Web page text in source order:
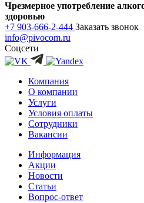
Чрезмерное употребление
здоровью
+7 903-666-2-444 Заказать звонок
info@pivocom.ru
Соцсети
Компания
О компании
Услуги
Условия оплаты
Сотрудники
Вакансии
Информация
Акции
Новости
Статьи
Вопрос-ответ